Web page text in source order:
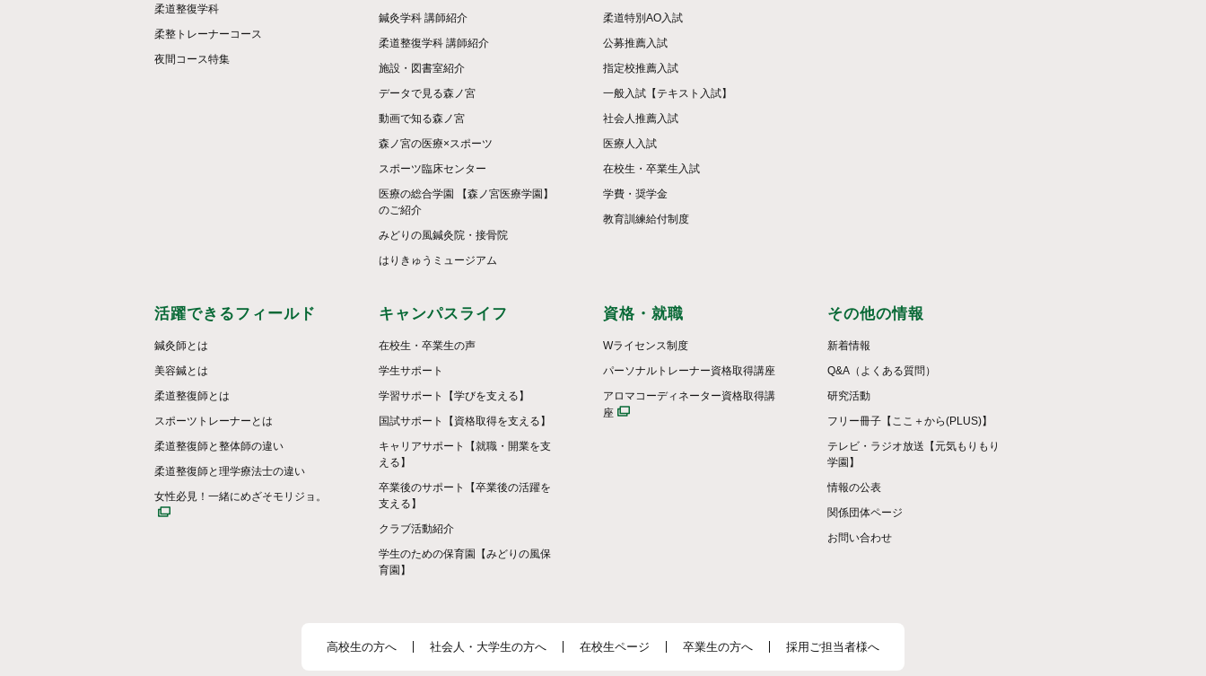
柔道整復学科
柔整トレーナーコース
夜間コース特集
鍼灸学科 講師紹介
柔道整復学科 講師紹介
施設・図書室紹介
データで見る森ノ宮
動画で知る森ノ宮
森ノ宮の医療×スポーツ
スポーツ臨床センター
医療の総合学園 【森ノ宮医療学園】
のご紹介
みどりの風鍼灸院・接骨院
はりきゅうミュージアム
柔道特別AO入試
公募推薦入試
指定校推薦入試
一般入試【テキスト入試】
社会人推薦入試
医療人入試
在校生・卒業生入試
学費・奨学金
教育訓練給付制度
活躍できるフィールド
鍼灸師とは
美容鍼とは
柔道整復師とは
スポーツトレーナーとは
柔道整復師と整体師の違い
柔道整復師と理学療法士の違い
女性必見！一緒にめざそモリジョ。
キャンパスライフ
在校生・卒業生の声
学生サポート
学習サポート【学びを支える】
国試サポート【資格取得を支える】
キャリアサポート【就職・開業を支
える】
卒業後のサポート【卒業後の活躍を
支える】
クラブ活動紹介
学生のための保育園【みどりの風保
育園】
資格・就職
Wライセンス制度
パーソナルトレーナー資格取得講座
アロマコーディネーター資格取得講
座
その他の情報
新着情報
Q&A（よくある質問）
研究活動
フリー冊子【ここ＋から(PLUS)】
テレビ・ラジオ放送【元気もりもり
学園】
情報の公表
関係団体ページ
お問い合わせ
高校生の方へ 社会人・大学生の方へ 在校生ページ 卒業生の方へ 採用ご担当者様へ